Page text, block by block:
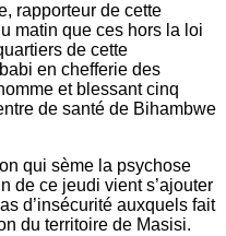
rapporteur de cette
matin que ces hors la loi
de cette
en chefferie des
et blessant cinq
de santé de Bihambwe
qui sème la psychose
de ce jeudi vient s’ajouter
d’insécurité auxquels fait
du territoire de Masisi.